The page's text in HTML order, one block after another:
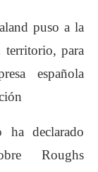
puso a la
territorio, para
española
declarado
Roughs